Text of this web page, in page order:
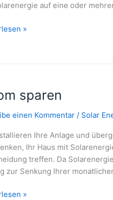
auf eine oder
»
sparen
einen Kommentar / Solar
Ihre Anlage und
Ihr Haus mit
treffen. Da
zur Senkung Ihrer
»